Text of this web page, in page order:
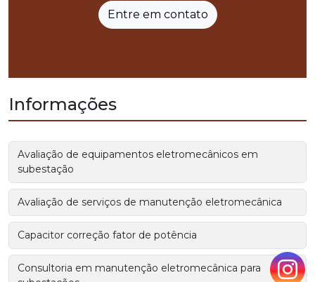
Entre em contato
Informações
Avaliação de equipamentos eletromecânicos em
subestação
Avaliação de serviços de manutenção eletromecânica
Capacitor correção fator de potência
Consultoria em manutenção eletromecânica para